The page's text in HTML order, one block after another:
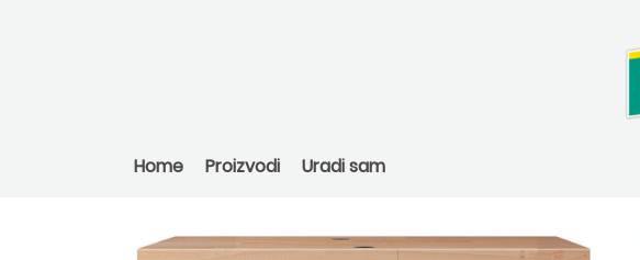
Home Proizvodi Uradi sam